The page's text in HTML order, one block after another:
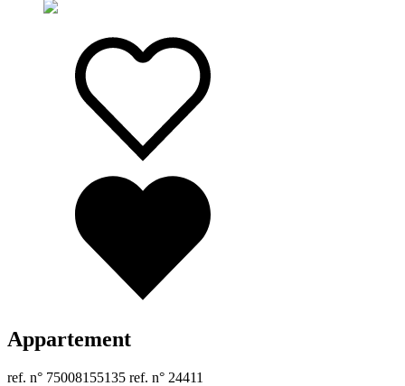
Appartement
ref. n° 75008155135 ref. n° 24411